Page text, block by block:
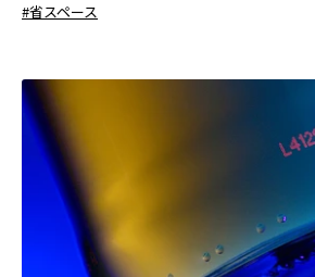
#省スペース